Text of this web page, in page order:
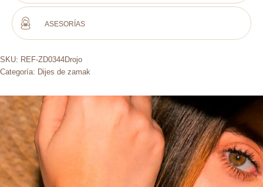
ASESORÍAS
SKU: REF-ZD0344Drojo
Categoría: Dijes de zamak